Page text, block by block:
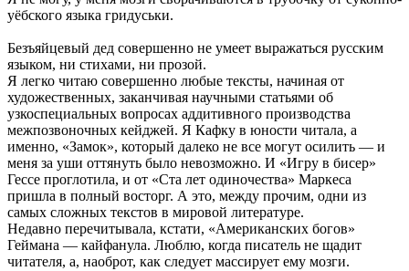
уёбского языка гридуськи.
Безъяйцевый дед совершенно не умеет выражаться русским
языком, ни стихами, ни прозой.
Я легко читаю совершенно любые тексты, начиная от
художественных, заканчивая научными статьями об
узкоспециальных вопросах аддитивного производства
межпозвоночных кейджей. Я Кафку в юности читала, а
именно, «Замок», который далеко не все могут осилить — и
меня за уши оттянуть было невозможно. И «Игру в бисер»
Гессе проглотила, и от «Ста лет одиночества» Маркеса
пришла в полный восторг. А это, между прочим, одни из
самых сложных текстов в мировой литературе.
Недавно перечитывала, кстати, «Американских богов»
Геймана — кайфанула. Люблю, когда писатель не щадит
читателя, а, наоброт, как следует массирует ему мозги.